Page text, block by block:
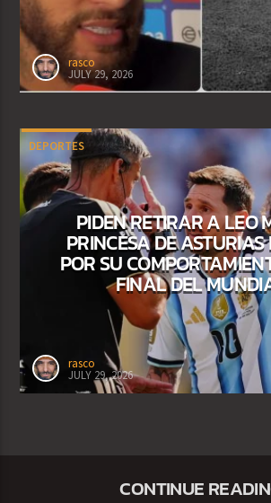
rasco
JULY 29, 2026
DEPORTES
PIDEN RETIRAR A LEO
PRINCESA DE
POR SU
FINAL DEL
rasco
JULY 29, 2026
CONTINUE